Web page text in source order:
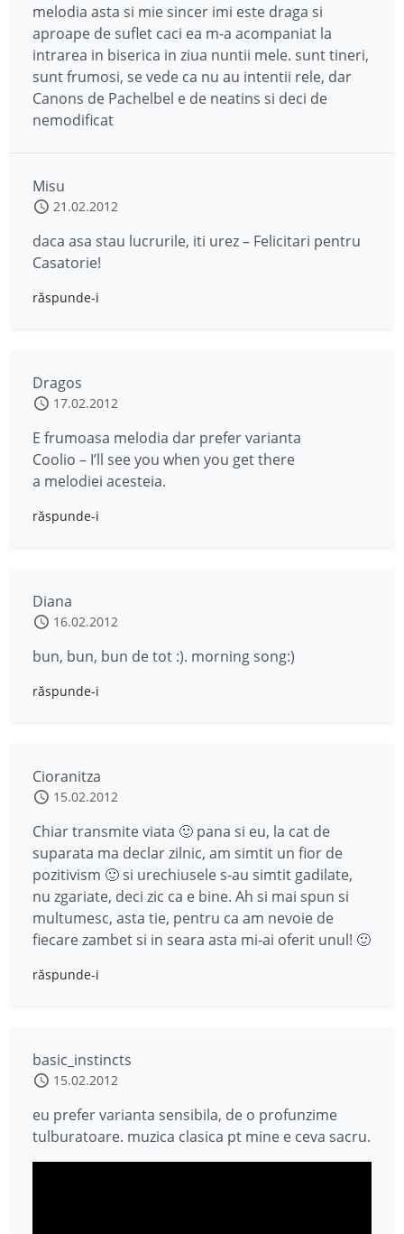
melodia asta si mie sincer imi este draga si
aproape de suflet caci ea m-a acompaniat la
intrarea in biserica in ziua nuntii mele. sunt tineri,
sunt frumosi, se vede ca nu au intentii rele, dar
Canons de Pachelbel e de neatins si deci de
nemodificat
Misu
21.02.2012
daca asa stau lucrurile, iti urez – Felicitari pentru
Casatorie!
răspunde-i
Dragos
17.02.2012
E frumoasa melodia dar prefer varianta
Coolio – I’ll see you when you get there
a melodiei acesteia.
răspunde-i
Diana
16.02.2012
bun, bun, bun de tot :). morning song:)
răspunde-i
Cioranitza
15.02.2012
Chiar transmite viata 🙂 pana si eu, la cat de
suparata ma declar zilnic, am simtit un fior de
pozitivism 🙂 si urechiusele s-au simtit gadilate,
nu zgariate, deci zic ca e bine. Ah si mai spun si
multumesc, asta tie, pentru ca am nevoie de
fiecare zambet si in seara asta mi-ai oferit unul! 🙂
răspunde-i
basic_instincts
15.02.2012
eu prefer varianta sensibila, de o profunzime
tulburatoare. muzica clasica pt mine e ceva sacru.